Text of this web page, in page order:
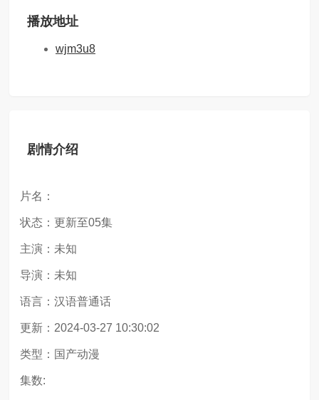
播放地址
wjm3u8
剧情介绍
片名：
状态：更新至05集
主演：未知
导演：未知
语言：汉语普通话
更新：2024-03-27 10:30:02
类型：国产动漫
集数: